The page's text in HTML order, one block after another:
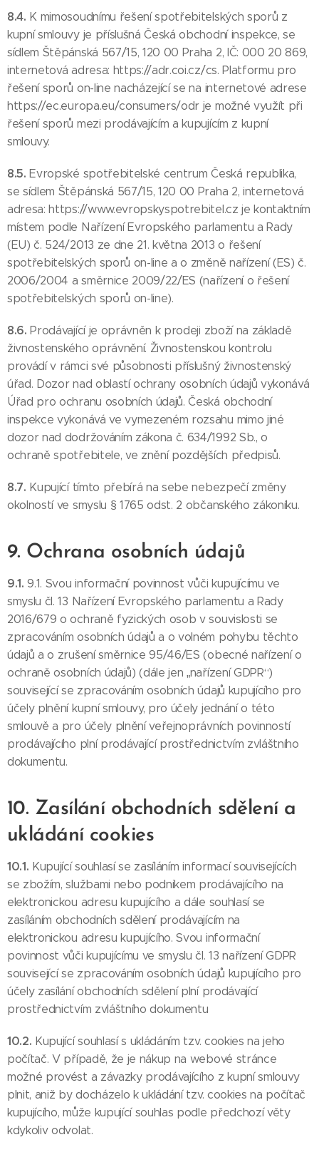
8.4. K mimosoudnímu řešení spotřebitelských sporů z
kupní smlouvy je příslušná Česká obchodní inspekce, se
sídlem Štěpánská 567/15, 120 00 Praha 2, IČ: 000 20 869,
internetová adresa: https://adr.coi.cz/cs. Platformu pro
řešení sporů on-line nacházející se na internetové adrese
https://ec.europa.eu/consumers/odr je možné využít při
řešení sporů mezi prodávajícím a kupujícím z kupní
smlouvy.
8.5.Evropské spotřebitelské centrum Česká republika,
se sídlem Štěpánská 567/15, 120 00 Praha 2, internetová
adresa: https://www.evropskyspotrebitel.cz je kontaktním
místem podle Nařízení Evropského parlamentu a Rady
(EU) č. 524/2013 ze dne 21. května 2013 o řešení
spotřebitelských sporů on-line a o změně nařízení (ES) č.
2006/2004 a směrnice 2009/22/ES (nařízení o řešení
spotřebitelských sporů on-line).
8.6.Prodávající je oprávněn k prodeji zboží na základě
živnostenského oprávnění. Živnostenskou kontrolu
provádí v rámci své působnosti příslušný živnostenský
úřad. Dozor nad oblastí ochrany osobních údajů vykonává
Úřad pro ochranu osobních údajů. Česká obchodní
inspekce vykonává ve vymezeném rozsahu mimo jiné
dozor nad dodržováním zákona č. 634/1992 Sb., o
ochraně spotřebitele, ve znění pozdějších předpisů.
8.7. Kupující tímto přebírá na sebe nebezpečí změny
okolností ve smyslu § 1765 odst. 2 občanského zákoníku.
9. Ochrana osobních údajů
9.1.9.1. Svou informační povinnost vůči kupujícímu ve
smyslu čl. 13 Nařízení Evropského parlamentu a Rady
2016/679 o ochraně fyzických osob v souvislosti se
zpracováním osobních údajů a o volném pohybu těchto
údajů a o zrušení směrnice 95/46/ES (obecné nařízení o
ochraně osobních údajů) (dále jen „nařízení GDPR“)
související se zpracováním osobních údajů kupujícího pro
účely plnění kupní smlouvy, pro účely jednání o této
smlouvě a pro účely plnění veřejnoprávních povinností
prodávajícího plní prodávající prostřednictvím zvláštního
dokumentu.
10. Zasílání obchodních sdělení a
ukládání cookies
10.1. Kupující souhlasí se zasíláním informací souvisejících
se zbožím, službami nebo podnikem prodávajícího na
elektronickou adresu kupujícího a dále souhlasí se
zasíláním obchodních sdělení prodávajícím na
elektronickou adresu kupujícího. Svou informační
povinnost vůči kupujícímu ve smyslu čl. 13 nařízení GDPR
související se zpracováním osobních údajů kupujícího pro
účely zasílání obchodních sdělení plní prodávající
prostřednictvím zvláštního dokumentu
10.2. Kupující souhlasí s ukládáním tzv. cookies na jeho
počítač. V případě, že je nákup na webové stránce
možné provést a závazky prodávajícího z kupní smlouvy
plnit, aniž by docházelo k ukládání tzv. cookies na počítač
kupujícího, může kupující souhlas podle předchozí věty
kdykoliv odvolat.